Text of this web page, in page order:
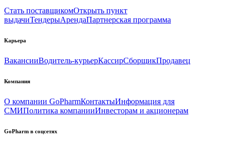
Стать поставщикомОткрыть пункт
выдачиТендерыАрендаПартнерская программа
Карьера
ВакансииВодитель-курьерКассирСборщикПродавец
Компания
О компании GoPharmКонтактыИнформация для
СМИПолитика компанииИнвесторам и акционерам
GoPharm в соцсетях